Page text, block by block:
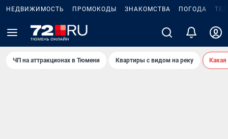
НЕДВИЖИМОСТЬ ПРОМОКОДЫ ЗНАКОМСТВА ПОГОДА
ЧП на аттракционах в Тюмени Квартиры с видом на реку